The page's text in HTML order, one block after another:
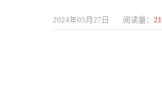
2024年05月27日 阅读量：